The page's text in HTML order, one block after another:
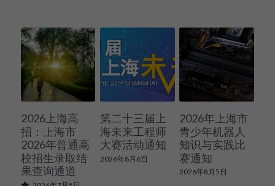
2026上海高
招：上海市
2026年普通高
校招生录取结
果查询通道
第二十三届上
海未来工程师
大赛活动通知
2026年8月6日
2026年上海市
青少年机器人
知识与实践比
赛通知
2026年8月5日